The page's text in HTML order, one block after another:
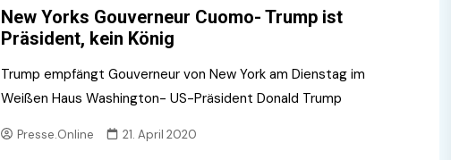
New Yorks Gouverneur Cuomo- Trump ist
Präsident, kein König
Trump empfängt Gouverneur von New York am Dienstag im
Weißen Haus Washington- US-Präsident Donald Trump
Presse.Online 21. April 2020